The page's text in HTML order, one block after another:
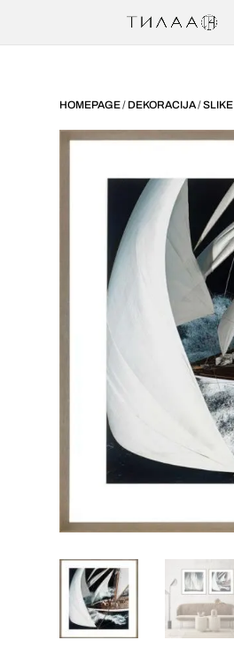
HOMEPAGE/ DEKORACIJA/SLIKE